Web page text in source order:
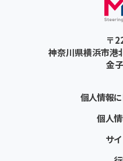
〒
神奈川県横浜市
金
個人情報
個人
サ